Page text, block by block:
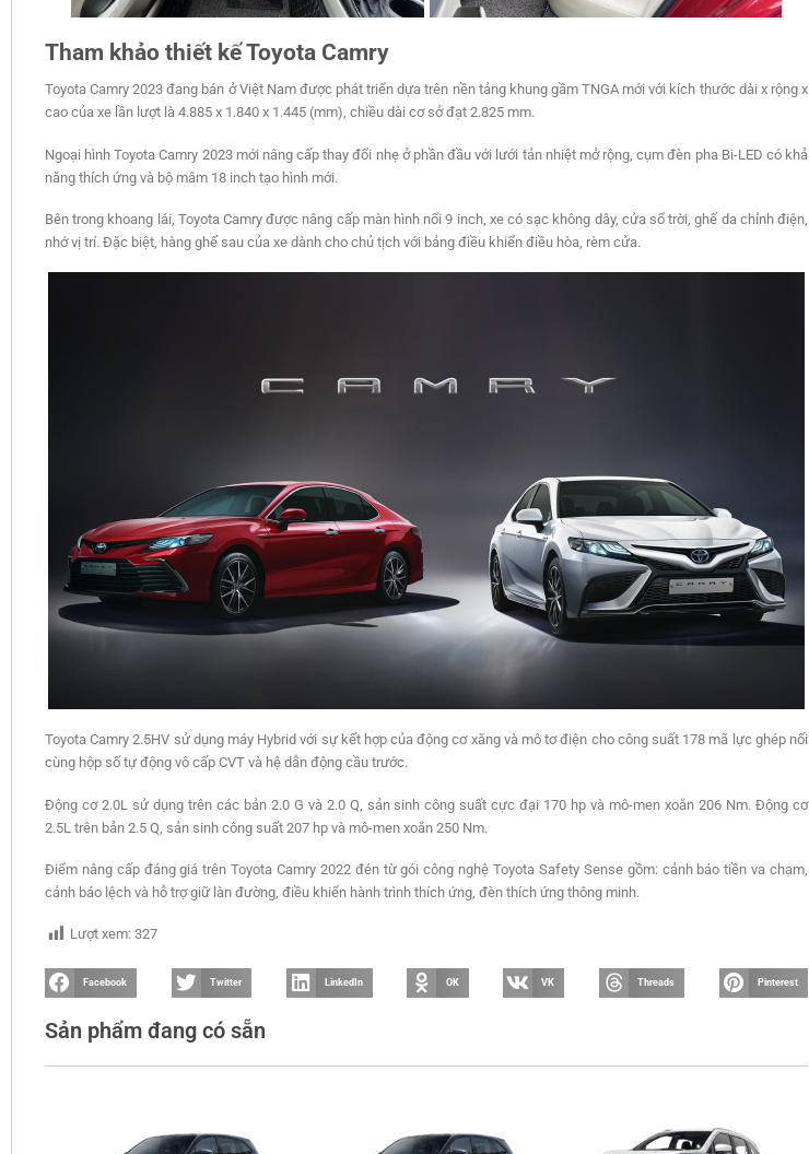
Tham khảo thiết kế Toyota Camry
Toyota Camry 2023 đang bán ở Việt Nam được phát triển dựa trên nền tảng khung gầm TNGA mới với kích thước dài x rộng x
cao của xe lần lượt là 4.885 x 1.840 x 1.445 (mm), chiều dài cơ sở đạt 2.825 mm.
Ngoại hình Toyota Camry 2023 mới nâng cấp thay đổi nhẹ ở phần đầu với lưới tản nhiệt mở rộng, cụm đèn pha Bi-LED có khả
năng thích ứng và bộ mâm 18 inch tạo hình mới.
Bên trong khoang lái, Toyota Camry được nâng cấp màn hình nổi 9 inch, xe có sạc không dây, cửa sổ trời, ghế da chỉnh điện,
nhớ vị trí. Đặc biệt, hàng ghế sau của xe dành cho chủ tịch với bảng điều khiển điều hòa, rèm cửa.
Toyota Camry 2.5HV sử dụng máy Hybrid với sự kết hợp của động cơ xăng và mô tơ điện cho công suất 178 mã lực ghép nối
cùng hộp số tự động vô cấp CVT và hệ dẫn động cầu trước.
Động cơ 2.0L sử dụng trên các bản 2.0 G và 2.0 Q, sản sinh công suất cực đại 170 hp và mô-men xoắn 206 Nm. Động cơ
2.5L trên bản 2.5 Q, sản sinh công suất 207 hp và mô-men xoắn 250 Nm.
Điểm nâng cấp đáng giá trên Toyota Camry 2022 đén từ gói công nghệ Toyota Safety Sense gồm: cảnh báo tiền va chạm,
cảnh báo lệch và hỗ trợ giữ làn đường, điều khiển hành trình thích ứng, đèn thích ứng thông minh.
Lượt xem: 327
Facebook Twitter LinkedIn OK VK Threads Pinterest
Sản phẩm đang có sẵn